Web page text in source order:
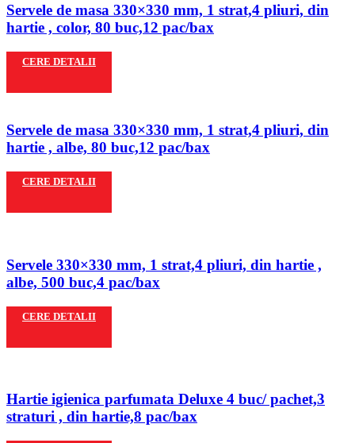
Servele de masa 330×330 mm, 1 strat,4 pliuri, din
hartie , color, 80 buc,12 pac/bax
CERE DETALII
Servele de masa 330×330 mm, 1 strat,4 pliuri, din
hartie , albe, 80 buc,12 pac/bax
CERE DETALII
Servele 330×330 mm, 1 strat,4 pliuri, din hartie ,
albe, 500 buc,4 pac/bax
CERE DETALII
Hartie igienica parfumata Deluxe 4 buc/ pachet,3
straturi , din hartie,8 pac/bax